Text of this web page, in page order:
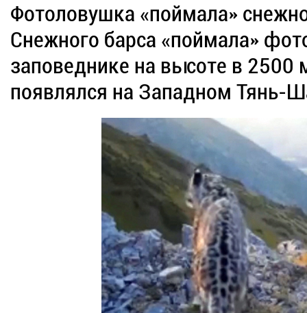
Фотоловушка «поймала»
Снежного барса «поймала»
заповеднике на высоте в 2500
появлялся на Западном Тянь-